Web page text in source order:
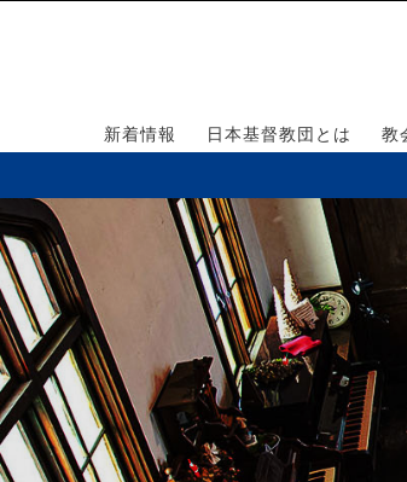
新着情報 日本基督教団とは 教